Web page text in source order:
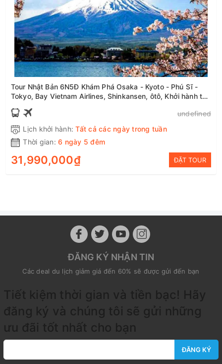
Tour Nhật Bản 6N5Đ Khám Phá Osaka - Kyoto - Phú Sĩ -
Tokyo, Bay Vietnam Airlines, Shinkansen, ôtô, Khởi hành từ
undefined
Lịch khởi hành:Tất cả các ngày trong tuần
Thời gian: 6 ngày 5 đêm
31,990,000₫ ĐẶT TOUR
ĐĂNG KÝ NHẬN TIN
Các deal du lịch giảm giá đến 60% sẽ được gửi đến bạn
Tiết kiệm thời gian và tiền bạc! Hãy
đăng ký và chúng tôi sẽ gửi những
ưu đãi tốt nhất cho bạn
ĐĂNG KÝ